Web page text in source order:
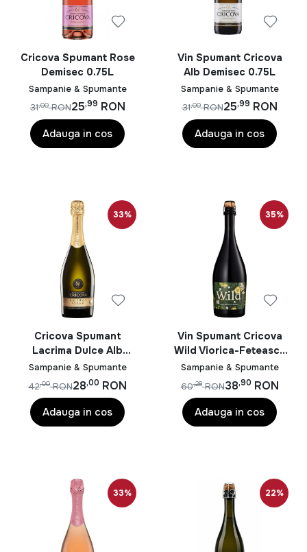
Cricova Spumant Rose
Demisec 0.75L
Sampanie & Spumante
25,99 RON
31,00 RON
Adauga in cos
Vin Spumant Cricova
Alb Demisec 0.75L
Sampanie & Spumante
25,99 RON
31,00 RON
Adauga in cos
33%
Cricova Spumant
Lacrima Dulce Alb
Demisec 0.75L
Sampanie & Spumante
28,00 RON
42,00 RON
Adauga in cos
35%
Vin Spumant Cricova
Wild Viorica-Feteasca
Regala Alb Sec 0.75L
Sampanie & Spumante
38,90 RON
60,28 RON
Adauga in cos
33% 22%